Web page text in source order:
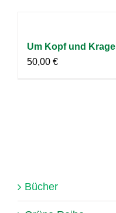
Um Kopf und
50,00 €
Bücher